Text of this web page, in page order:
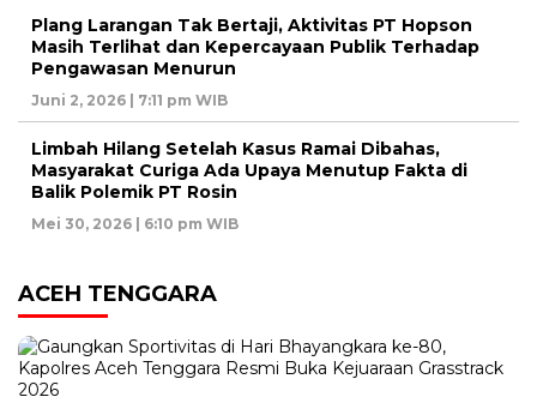
Plang Larangan Tak Bertaji, Aktivitas PT Hopson
Masih Terlihat dan Kepercayaan Publik Terhadap
Pengawasan Menurun
Juni 2, 2026 | 7:11 pm WIB
Limbah Hilang Setelah Kasus Ramai Dibahas,
Masyarakat Curiga Ada Upaya Menutup Fakta di
Balik Polemik PT Rosin
Mei 30, 2026 | 6:10 pm WIB
ACEH TENGGARA